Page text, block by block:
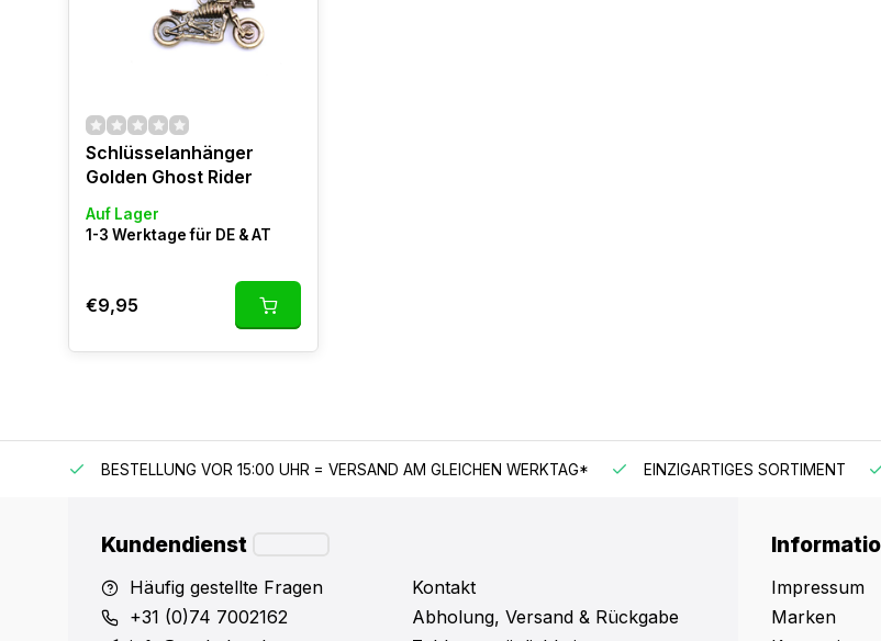
Schlüsselanhänger
Golden Ghost Rider
Auf Lager
1-3 Werktage für DE & AT
€9,95
BESTELLUNG VOR 15:00 UHR = VERSAND AM GLEICHEN WERKTAG* EINZIGARTIGES SORTIMENT
Kundendienst
Häufig gestellte Fragen
+31 (0)74 7002162
Kontakt
Abholung, Versand & Rückgabe
Impressum
Marken